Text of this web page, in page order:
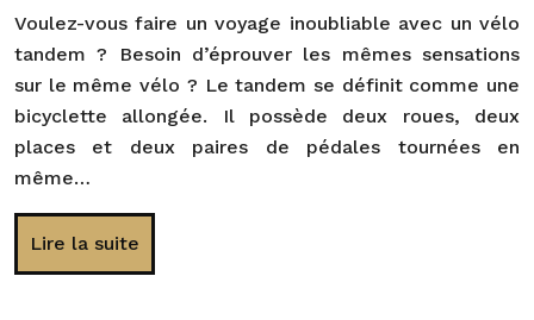
Voulez-vous faire un voyage inoubliable avec un vélo
tandem ? Besoin d’éprouver les mêmes sensations
sur le même vélo ? Le tandem se définit comme une
bicyclette allongée. Il possède deux roues, deux
places et deux paires de pédales tournées en
même…
Lire la suite